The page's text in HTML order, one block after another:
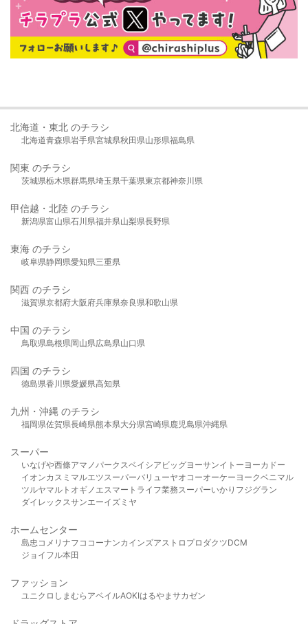
北海道・東北 のチラシ
北海道青森県岩手県宮城県秋田県山形県福島県
関東 のチラシ
茨城県栃木県群馬県埼玉県千葉県東京都神奈川県
甲信越・北陸 のチラシ
新潟県富山県石川県福井県山梨県長野県
東海 のチラシ
岐阜県静岡県愛知県三重県
関西 のチラシ
滋賀県京都府大阪府兵庫県奈良県和歌山県
中国 のチラシ
鳥取県島根県岡山県広島県山口県
四国 のチラシ
徳島県香川県愛媛県高知県
九州・沖縄 のチラシ
福岡県佐賀県長崎県熊本県大分県宮崎県鹿児島県沖縄県
スーパー
いなげや西條アマノパークスベイシア ビッグヨーサンイトーヨーカドー
イオンカスミ マルエツスーパーバリューヤオコーオーケー ヨークベニマル
ツルヤマルト オギノ エスマート ライフ業務スーパーいかり フジグラン
ダイレックスサンエーイズミヤ
ホームセンター
島忠 コメリ ナフコ コーナンカインズアストロプロダクツDCM
ジョイフル本田
ファッション
ユニクロ しまむら アベイルAOKIはるやま サカゼン